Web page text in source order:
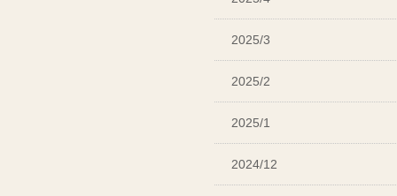
2025/3
2025/2
2025/1
2024/12